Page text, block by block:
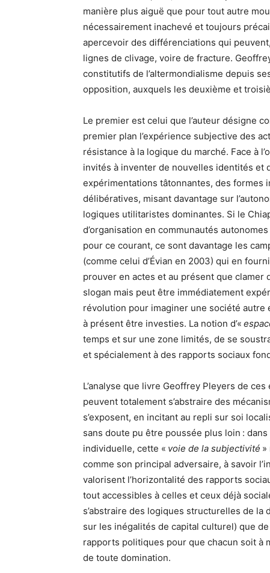
manière plus aiguë que pour tout autre
nécessairement inachevé et toujours
apercevoir des différenciations qui
lignes de clivage, voire de fracture.
constitutifs de l’altermondialisme depuis
opposition, auxquels les deuxième et
Le premier est celui que l’auteur désigne
premier plan l’expérience subjective des
résistance à la logique du marché. Face à
invités à inventer de nouvelles identités et
expérimentations tâtonnantes, des formes
délibératives, misant davantage sur
logiques utilitaristes dominantes. Si le
d’organisation en communautés
pour ce courant, ce sont davantage les
(comme celui d’Évian en 2003) qui en
prouver en actes et au présent que clamer
slogan mais peut être immédiatement
révolution pour imaginer une société
à présent être investies. La notion d’«
temps et sur une zone limités, de se
et spécialement à des rapports sociaux
L’analyse que livre Geoffrey Pleyers de
peuvent totalement s’abstraire des
s’exposent, en incitant au repli sur soi
sans doute pu être poussée plus loin :
individuelle, cette « voie de la subjectivité »
comme son principal adversaire, à savoir
valorisent l’horizontalité des rapports
tout accessibles à celles et ceux déjà
s’abstraire des logiques structurelles de la
sur les inégalités de capital culturel) que
rapports politiques pour que chacun soit à
de toute domination.